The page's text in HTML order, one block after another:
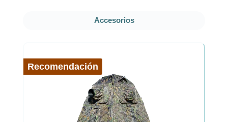
Omitir la galería de productos
Accesorios
Recomendación